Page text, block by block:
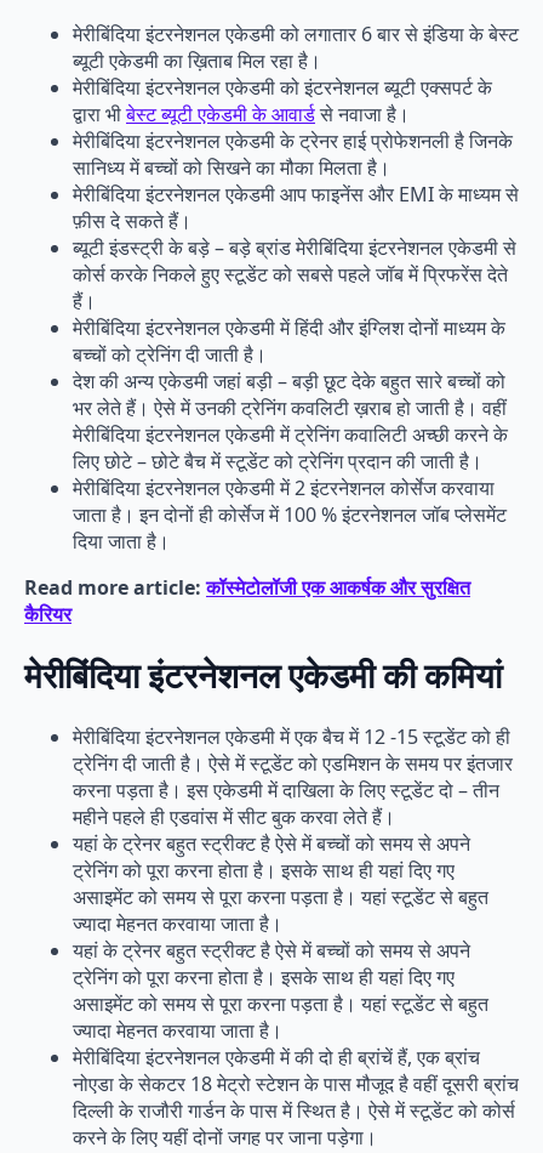
मेरीबिंदिया इंटरनेशनल एकेडमी को लगातार 6 बार से इंडिया के बेस्ट
ब्यूटी एकेडमी का ख़िताब मिल रहा है।
मेरीबिंदिया इंटरनेशनल एकेडमी को इंटरनेशनल ब्यूटी एक्सपर्ट के
द्वारा भीबेस्ट ब्यूटी एकेडमी के आवार्डसे नवाजा है।
मेरीबिंदिया इंटरनेशनल एकेडमी के ट्रेनर हाई प्रोफेशनली है जिनके
सानिध्य में बच्चों को सिखने का मौका मिलता है।
मेरीबिंदिया इंटरनेशनल एकेडमी आप फाइनेंस और EMI के माध्यम से
फ़ीस दे सकते हैं।
ब्यूटी इंडस्ट्री के बड़े – बड़े ब्रांड मेरीबिंदिया इंटरनेशनल एकेडमी से
कोर्स करके निकले हुए स्टूडेंट को सबसे पहले जॉब में प्रिफरेंस देते
हैं।
मेरीबिंदिया इंटरनेशनल एकेडमी में हिंदी और इंग्लिश दोनों माध्यम के
बच्चों को ट्रेनिंग दी जाती है।
देश की अन्य एकेडमी जहां बड़ी – बड़ी छूट देके बहुत सारे बच्चों को
भर लेते हैं। ऐसे में उनकी ट्रेनिंग कवलिटी ख़राब हो जाती है। वहीं
मेरीबिंदिया इंटरनेशनल एकेडमी में ट्रेनिंग कवालिटी अच्छी करने के
लिए छोटे – छोटे बैच में स्टूडेंट को ट्रेनिंग प्रदान की जाती है।
मेरीबिंदिया इंटरनेशनल एकेडमी में 2 इंटरनेशनल कोर्सेज करवाया
जाता है। इन दोनों ही कोर्सेज में 100 % इंटरनेशनल जॉब प्लेसमेंट
दिया जाता है।
Read more article:कॉस्मेटोलॉजी एक आकर्षक और सुरक्षित
कैरियर
मेरीबिंदिया इंटरनेशनल एकेडमी की कमियां
मेरीबिंदिया इंटरनेशनल एकेडमी में एक बैच में 12 -15 स्टूडेंट को ही
ट्रेनिंग दी जाती है। ऐसे में स्टूडेंट को एडमिशन के समय पर इंतजार
करना पड़ता है। इस एकेडमी में दाखिला के लिए स्टूडेंट दो – तीन
महीने पहले ही एडवांस में सीट बुक करवा लेते हैं।
यहां के ट्रेनर बहुत स्ट्रीक्ट है ऐसे में बच्चों को समय से अपने
ट्रेनिंग को पूरा करना होता है। इसके साथ ही यहां दिए गए
असाइमेंट को समय से पूरा करना पड़ता है। यहां स्टूडेंट से बहुत
ज्यादा मेहनत करवाया जाता है।
यहां के ट्रेनर बहुत स्ट्रीक्ट है ऐसे में बच्चों को समय से अपने
ट्रेनिंग को पूरा करना होता है। इसके साथ ही यहां दिए गए
असाइमेंट को समय से पूरा करना पड़ता है। यहां स्टूडेंट से बहुत
ज्यादा मेहनत करवाया जाता है।
मेरीबिंदिया इंटरनेशनल एकेडमी में की दो ही ब्रांचें हैं, एक ब्रांच
नोएडा के सेकटर 18 मेट्रो स्टेशन के पास मौजूद है वहीं दूसरी ब्रांच
दिल्ली के राजौरी गार्डन के पास में स्थित है। ऐसे में स्टूडेंट को कोर्स
करने के लिए यहीं दोनों जगह पर जाना पड़ेगा।